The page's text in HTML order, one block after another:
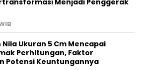
Menjadi Penggerak
Ukuran 5 Cm Mencapai
Perhitungan, Faktor
Potensi Keuntungannya